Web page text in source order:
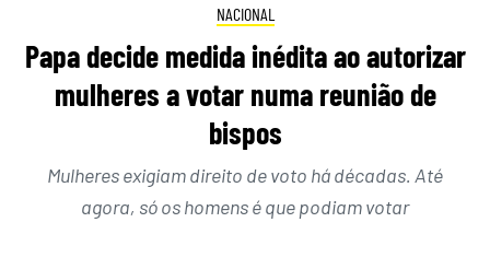
NACIONAL
Papa decide medida inédita ao autorizar
mulheres a votar numa reunião de
bispos
Mulheres exigiam direito de voto há décadas. Até
agora, só os homens é que podiam votar